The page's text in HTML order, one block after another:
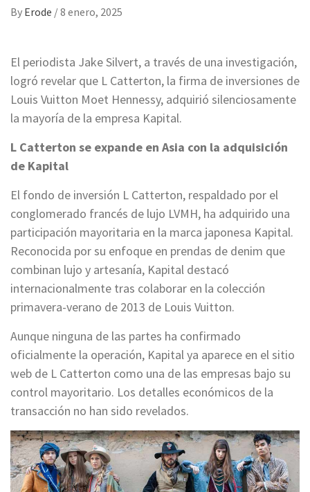
By Erode /8 enero, 2025
El periodista Jake Silvert, a través de una investigación,
logró revelar que L Catterton, la firma de inversiones de
Louis Vuitton Moet Hennessy, adquirió silenciosamente
la mayoría de la empresa Kapital.
L Catterton se expande en Asia con la adquisición
de Kapital
El fondo de inversión L Catterton, respaldado por el
conglomerado francés de lujo LVMH, ha adquirido una
participación mayoritaria en la marca japonesa Kapital.
Reconocida por su enfoque en prendas de denim que
combinan lujo y artesanía, Kapital destacó
internacionalmente tras colaborar en la colección
primavera-verano de 2013 de Louis Vuitton.
Aunque ninguna de las partes ha confirmado
oficialmente la operación, Kapital ya aparece en el sitio
web de L Catterton como una de las empresas bajo su
control mayoritario. Los detalles económicos de la
transacción no han sido revelados.